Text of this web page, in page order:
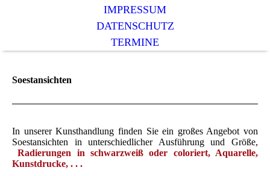
IMPRESSUM
DATENSCHUTZ
TERMINE
Soestansichten
In unserer Kunsthandlung finden Sie ein großes Angebot von
Soestansichten in unterschiedlicher Ausführung und Größe,
Radierungen in schwarzweiß oder coloriert, Aquarelle,
Kunstdrucke, . . .